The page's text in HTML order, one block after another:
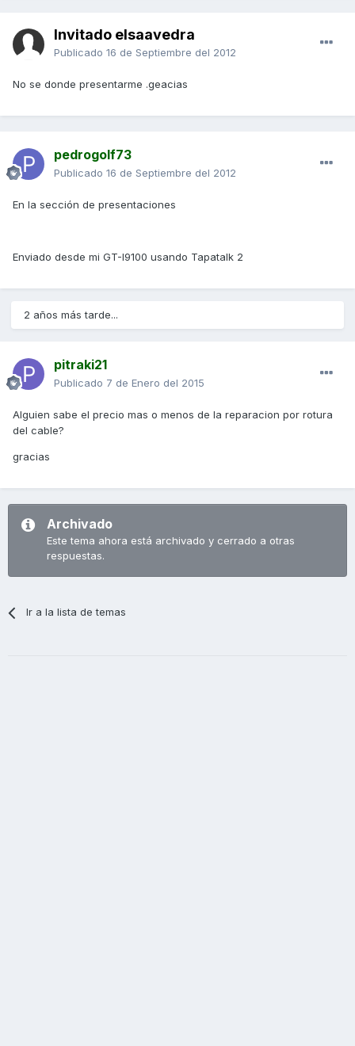
Invitado elsaavedra
Publicado 16 de Septiembre del 2012
No se donde presentarme .geacias
pedrogolf73
Publicado 16 de Septiembre del 2012
En la sección de presentaciones
Enviado desde mi GT-I9100 usando Tapatalk 2
2 años más tarde...
pitraki21
Publicado 7 de Enero del 2015
Alguien sabe el precio mas o menos de la reparacion por rotura
del cable?
gracias
Archivado
Este tema ahora está archivado y cerrado a otras
respuestas.
Ir a la lista de temas